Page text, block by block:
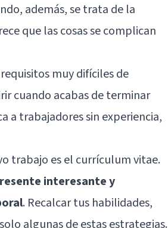
además, se trata de la
que las cosas se complican
muy difíciles de
cuando acabas de terminar
a trabajadores sin experiencia,
trabajo es el currículum vitae.
interesante y
. Recalcar tus habilidades,
algunas de estas estrategias.